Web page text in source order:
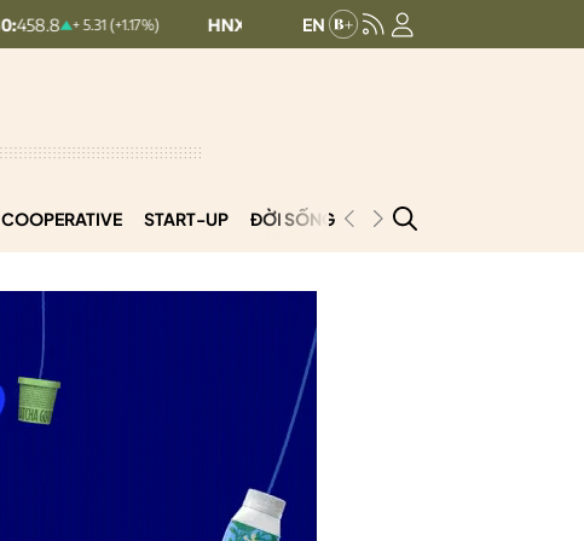
+ 5.31 (+1.17%) HNXINDEX: 292.96 0.23 (0.08%) UPCOMINDEX:
COOPERATIVE START-UP ĐỜI SỐNG PODCAST